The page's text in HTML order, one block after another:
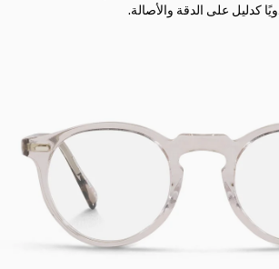
كدليل على الدقة والأصالة.